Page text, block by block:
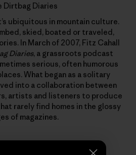
Dirtbag Diaries
ubiquitous in mountain culture.
skied, boated or traveled,
In March of 2007, Fitz Cahall
Diaries, a grassroots podcast
serious, often humorous
What began as a solitary
into a collaboration between
artists and listeners to produce
rarely find homes in the glossy
of magazines.